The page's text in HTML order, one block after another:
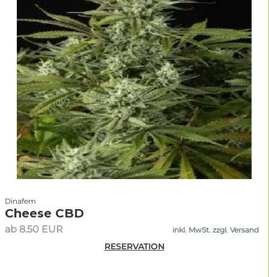
Dinafem
Cheese CBD
ab 8.50 EUR inkl. MwSt. zzgl. Versand
RESERVATION